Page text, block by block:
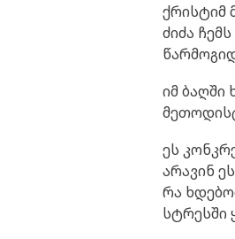
ქრისტიმ
ძიძა
იმ ბაღში
ეს
არავინ
რა
სტრესში